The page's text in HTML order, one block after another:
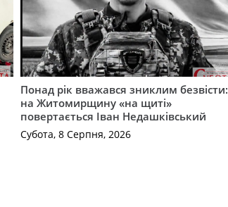
Понад рік вважався зниклим безвісти:
на Житомирщину «на щиті»
повертається Іван Недашківський
Субота, 8 Серпня, 2026